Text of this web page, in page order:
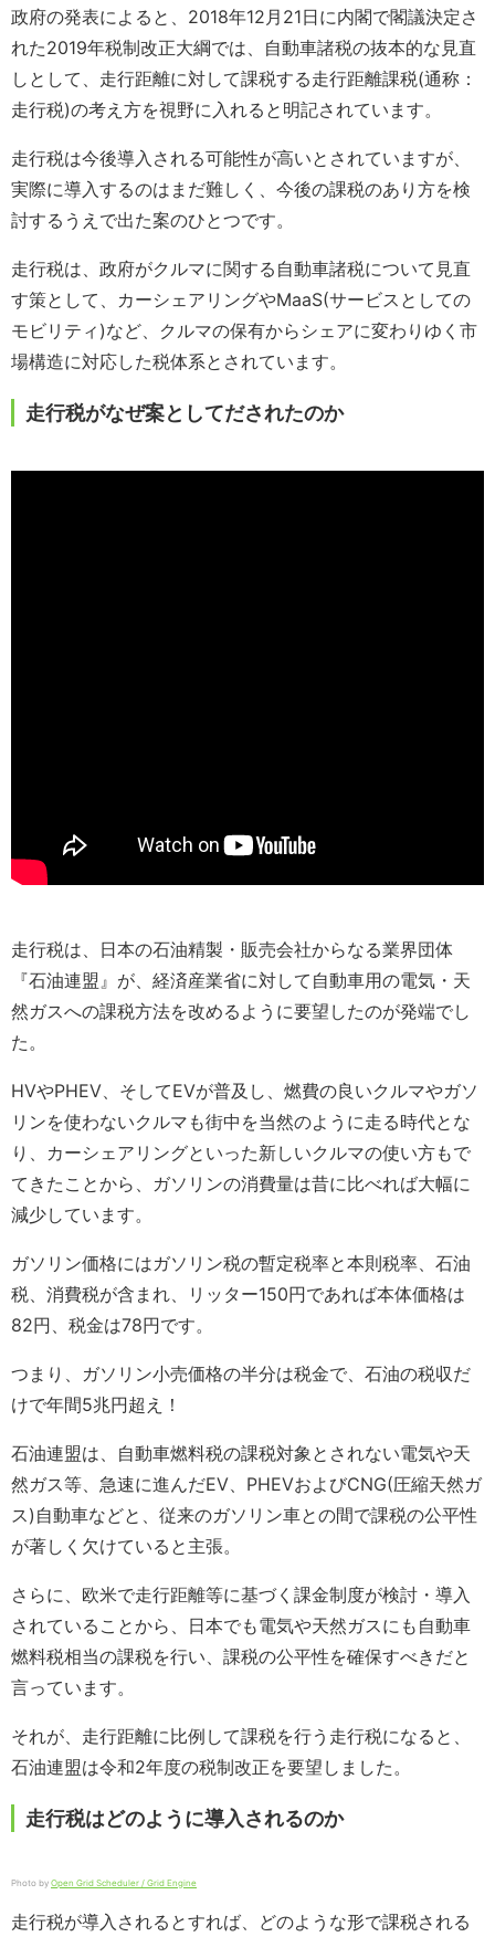
政府の発表によると、2018年12月21日に内閣で閣議決定さ
れた2019年税制改正大綱では、自動車諸税の抜本的な見直
しとして、走行距離に対して課税する走行距離課税(通称：
走行税)の考え方を視野に入れると明記されています。
走行税は今後導入される可能性が高いとされていますが、
実際に導入するのはまだ難しく、今後の課税のあり方を検
討するうえで出た案のひとつです。
走行税は、政府がクルマに関する自動車諸税について見直
す策として、カーシェアリングやMaaS(サービスとしての
モビリティ)など、クルマの保有からシェアに変わりゆく市
場構造に対応した税体系とされています。
走行税がなぜ案としてだされたのか
走行税は、日本の石油精製・販売会社からなる業界団体
『石油連盟』が、経済産業省に対して自動車用の電気・天
然ガスへの課税方法を改めるように要望したのが発端でし
た。
HVやPHEV、そしてEVが普及し、燃費の良いクルマやガソ
リンを使わないクルマも街中を当然のように走る時代とな
り、カーシェアリングといった新しいクルマの使い方もで
てきたことから、ガソリンの消費量は昔に比べれば大幅に
減少しています。
ガソリン価格にはガソリン税の暫定税率と本則税率、石油
税、消費税が含まれ、リッター150円であれば本体価格は
82円、税金は78円です。
つまり、ガソリン小売価格の半分は税金で、石油の税収だ
けで年間5兆円超え！
石油連盟は、自動車燃料税の課税対象とされない電気や天
然ガス等、急速に進んだEV、PHEVおよびCNG(圧縮天然ガ
ス)自動車などと、従来のガソリン車との間で課税の公平性
が著しく欠けていると主張。
さらに、欧米で走行距離等に基づく課金制度が検討・導入
されていることから、日本でも電気や天然ガスにも自動車
燃料税相当の課税を行い、課税の公平性を確保すべきだと
言っています。
それが、走行距離に比例して課税を行う走行税になると、
石油連盟は令和2年度の税制改正を要望しました。
走行税はどのように導入されるのか
Photo by Open Grid Scheduler / Grid Engine
走行税が導入されるとすれば、どのような形で課税される